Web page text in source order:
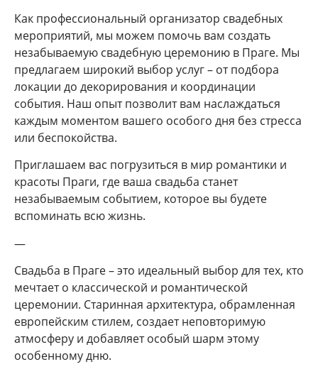
Как профессиональный организатор свадебных
мероприятий, мы можем помочь вам создать
незабываемую свадебную церемонию в Праге. Мы
предлагаем широкий выбор услуг – от подбора
локации до декорирования и координации
события. Наш опыт позволит вам наслаждаться
каждым моментом вашего особого дня без стресса
или беспокойства.
Приглашаем вас погрузиться в мир романтики и
красоты Праги, где ваша свадьба станет
незабываемым событием, которое вы будете
вспоминать всю жизнь.
—
Свадьба в Праге – это идеальный выбор для тех, кто
мечтает о классической и романтической
церемонии. Старинная архитектура, обрамленная
европейским стилем, создает неповторимую
атмосферу и добавляет особый шарм этому
особенному дню.